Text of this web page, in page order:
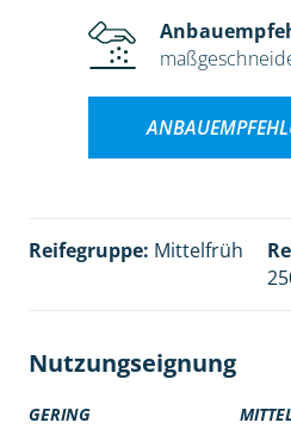
Reifegruppe: Mittelfrüh
Nutzungseignung
GERING